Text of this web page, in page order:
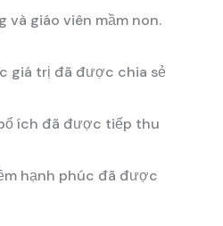
giáo viên mầm non.
giá trị đã được chia sẻ
ích đã được tiếp thu
hạnh phúc đã được